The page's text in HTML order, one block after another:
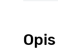
Opis